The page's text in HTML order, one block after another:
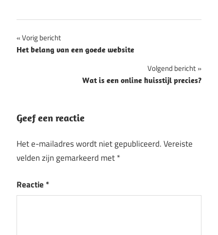
Bericht
navigatie
Vorig bericht
Het belang van een goede website
Volgend bericht
Wat is een online huisstijl precies?
Geef een reactie
Het e-mailadres wordt niet gepubliceerd.Vereiste
velden zijn gemarkeerd met*
Reactie *